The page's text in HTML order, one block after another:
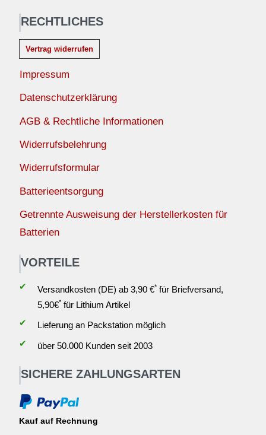
RECHTLICHES
Vertrag widerrufen
Impressum
Datenschutzerklärung
AGB & Rechtliche Informationen
Widerrufsbelehrung
Widerrufsformular
Batterieentsorgung
Getrennte Ausweisung der Herstellerkosten für
Batterien
VORTEILE
✔ Versandkosten (DE) ab 3,90 €*für Briefversand,
5,90€*für Lithium Artikel
✔
Lieferung an Packstation möglich
✔
über 50.000 Kunden seit 2003
SICHERE ZAHLUNGSARTEN
Kauf auf Rechnung